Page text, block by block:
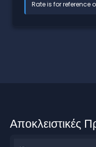
Rate is for reference
Αποκλειστικές